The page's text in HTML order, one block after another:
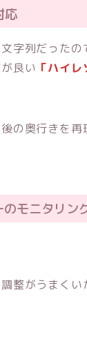
字列だったの
良い 「ハイレ
の奥行きを再
モニタリン
整がうまくい